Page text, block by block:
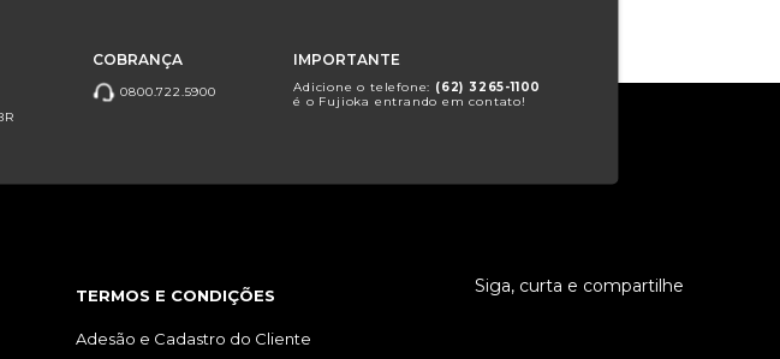
COBRANÇA
0800.722.5900
IMPORTANTE
Adicione o telefone: (62) 3265-1100
é o Fujioka entrando em contato!
TERMOS E CONDIÇÕES
Adesão e Cadastro do Cliente
Siga, curta e compartilhe